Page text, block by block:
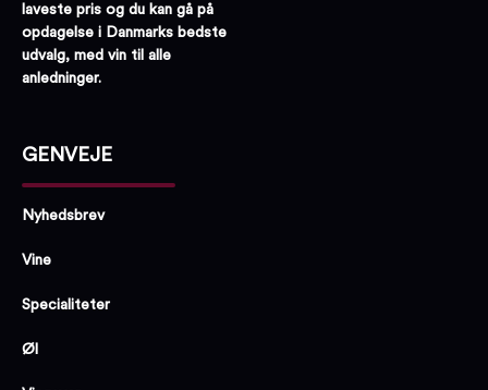
laveste pris og du kan gå på
opdagelse i Danmarks bedste
udvalg, med vin til alle
anledninger.
GENVEJE
Nyhedsbrev
Vine
Specialiteter
Øl